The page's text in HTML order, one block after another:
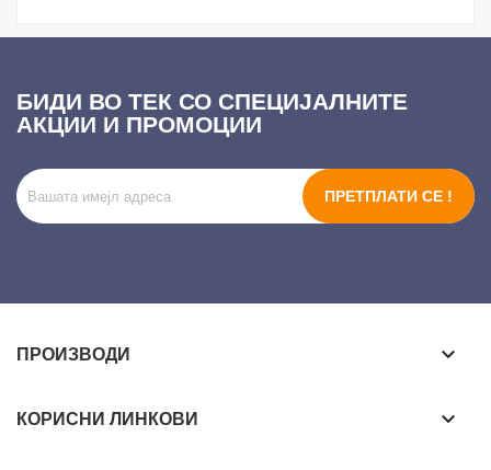
БИДИ ВО ТЕК СО СПЕЦИЈАЛНИТЕ
АКЦИИ И ПРОМОЦИИ
ПРЕТПЛАТИ СЕ !
ПРОИЗВОДИ keyboard_arrow_down
КОРИСНИ ЛИНКОВИ keyboard_arrow_down